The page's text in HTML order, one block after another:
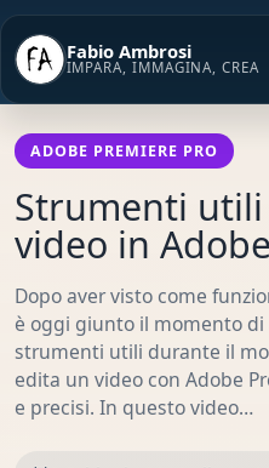
Vai
contenuto
Fabio Ambrosi
IMPARA, IMMAGINA, CREA
ADOBE PREMIERE PRO
Strumenti utili
video in
Dopo aver visto come
è oggi giunto il momento
strumenti utili durante il
edita un video con Adobe
e precisi. In questo video…